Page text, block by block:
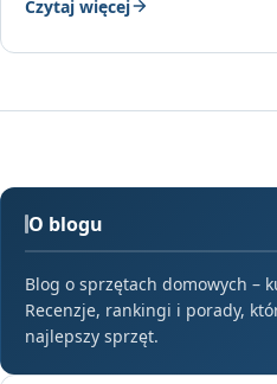
Czytaj więcej
O blogu
Blog o sprzętach domowych –
Recenzje, rankingi i porady,
najlepszy sprzęt.